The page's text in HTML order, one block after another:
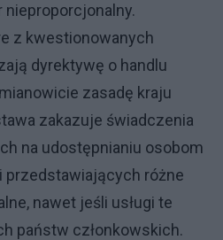
z kwestionowanych
dyrektywę o handlu
zasadę kraju
zakazuje świadczenia
na udostępnianiu osobom
przedstawiających różne
nawet jeśli usługi te
państw członkowskich.